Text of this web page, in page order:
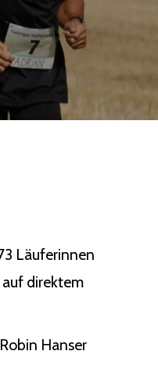
Läuferinnen
auf direktem
Hanser